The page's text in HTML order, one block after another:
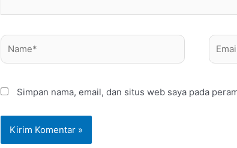
Name* Email*
Simpan nama, email, dan situs web saya pada